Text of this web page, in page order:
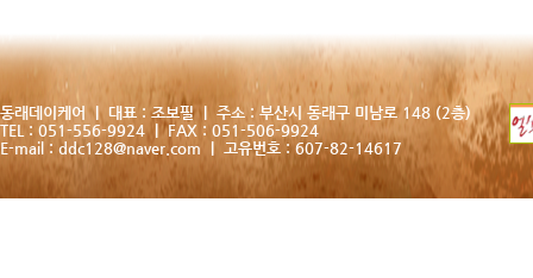
동래데이케어 | 대표 : 조보필 | 주소 : 부산시 동래구 미남로 148 (2층)
TEL : 051-556-9924 | FAX : 051-506-9924
E-mail : ddc128@naver.com | 고유번호 : 607-82-14617